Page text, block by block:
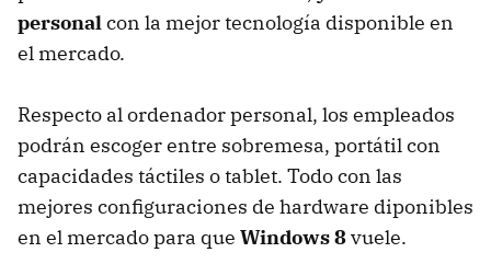
personalcon la mejor tecnología disponible en
el mercado.
Respecto al ordenador personal, los empleados
podrán escoger entre sobremesa, portátil con
capacidades táctiles o tablet. Todo con las
mejores configuraciones de hardware diponibles
en el mercado para que Windows 8vuele.